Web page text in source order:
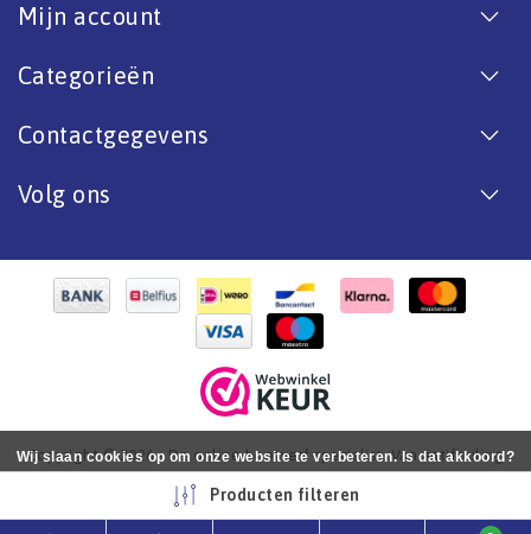
Mijn account
Categorieën
Contactgegevens
Volg ons
Copyright © 2026 - De online bootverf specialist. Van antifouling
tot aflak. - All rights reserved - RealizationInStijl Media
Producten filteren
Wij slaan cookies op om onze website te verbeteren. Is dat akkoord?
Nee Meer over cookies »